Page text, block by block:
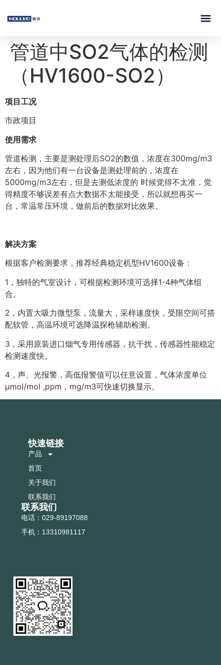
管道中SO2气体的检测
（HV1600-SO2）
项目工况
市政项目
使用需求
管道检测，主要是测处理后SO2的数值，浓度在300mg/m3
左右，因为他们有一台设备是测处理前的，浓度在
5000mg/m3左右，但是去测低浓度的 时候觉得不太准，觉
得精度不够误差有点大数据不太能接受，所以就想再买一
台，常温常压环境，做前后的数据对比效果。
解决方案
根据客户检测要求，推荐经典稳定机型HV1600设备：
1，独特的气室设计，可根据检测环境可选择1-4种气体组
合。
2，内置大吸力微型泵，流量大，采样速度快，受限空间可搭
配软管，高温环境可选降温探枪辅助检测。
3，采用原装进口烟气专用传感器，抗干扰，传感器性能稳定
检测速度快。
4，声、光报警，高低报警值可以任意设置，气体浓度单位
μmol/mol ,ppm，mg/m3可快速切换显示。
快速链接
产品
首页
关于我们
联系我们
联系我们
电话：029-89197088
手机：13310981117